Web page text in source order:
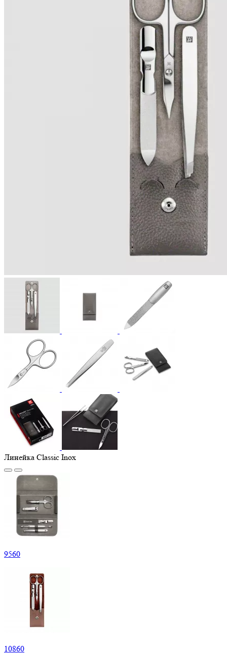
Линейка Classic Inox
9560
10860